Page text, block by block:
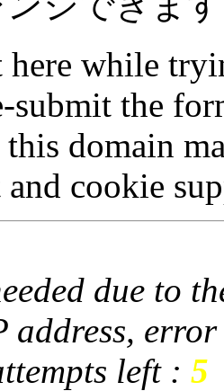
while
submit the
this domain
cookie
due to
address,
left : 5